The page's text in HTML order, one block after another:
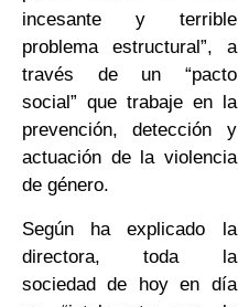
incesante y terrible
problema estructural”, a
través de un “pacto
social” que trabaje en la
prevención, detección y
actuación de la violencia
de género.
Según ha explicado la
directora, toda la
sociedad de hoy en día